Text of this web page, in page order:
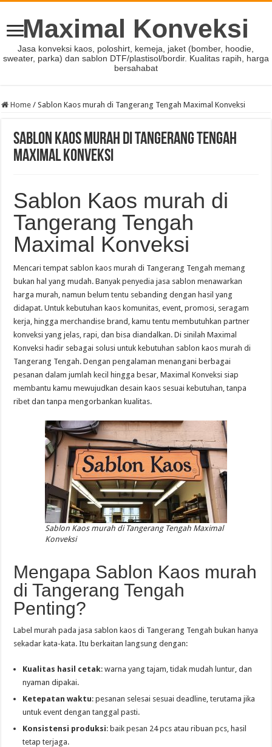
Maximal Konveksi
Jasa konveksi kaos, poloshirt, kemeja, jaket (bomber, hoodie,
sweater, parka) dan sablon DTF/plastisol/bordir. Kualitas rapih, harga
bersahabat
Home / Sablon Kaos murah di Tangerang Tengah Maximal Konveksi
Sablon Kaos murah di Tangerang Tengah
Maximal Konveksi
Sablon Kaos murah di
Tangerang Tengah
Maximal Konveksi
Mencari tempat sablon kaos murah di Tangerang Tengah memang
bukan hal yang mudah. Banyak penyedia jasa sablon menawarkan
harga murah, namun belum tentu sebanding dengan hasil yang
didapat. Untuk kebutuhan kaos komunitas, event, promosi, seragam
kerja, hingga merchandise brand, kamu tentu membutuhkan partner
konveksi yang jelas, rapi, dan bisa diandalkan. Di sinilah Maximal
Konveksi hadir sebagai solusi untuk kebutuhan sablon kaos murah di
Tangerang Tengah. Dengan pengalaman menangani berbagai
pesanan dalam jumlah kecil hingga besar, Maximal Konveksi siap
membantu kamu mewujudkan desain kaos sesuai kebutuhan, tanpa
ribet dan tanpa mengorbankan kualitas.
Sablon Kaos murah di Tangerang Tengah Maximal
Konveksi
Mengapa Sablon Kaos murah
di Tangerang Tengah
Penting?
Label murah pada jasa sablon kaos di Tangerang Tengah bukan hanya
sekadar kata-kata. Itu berkaitan langsung dengan:
Kualitas hasil cetak: warna yang tajam, tidak mudah luntur, dan
nyaman dipakai.
Ketepatan waktu: pesanan selesai sesuai deadline, terutama jika
untuk event dengan tanggal pasti.
Konsistensi produksi: baik pesan 24 pcs atau ribuan pcs, hasil
tetap terjaga.